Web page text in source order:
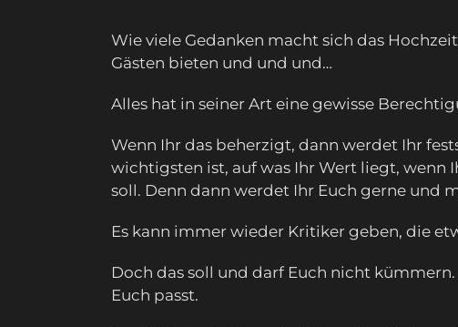
Wie viele Gedanken macht sich das
Gästen bieten und und und…
Alles hat in seiner Art eine gewisse
Wenn Ihr das beherzigt, dann werdet Ihr
wichtigsten ist, auf was Ihr Wert liegt, wenn
soll. Denn dann werdet Ihr Euch gerne und
Es kann immer wieder Kritiker geben, die
Doch das soll und darf Euch nicht
Euch passt.